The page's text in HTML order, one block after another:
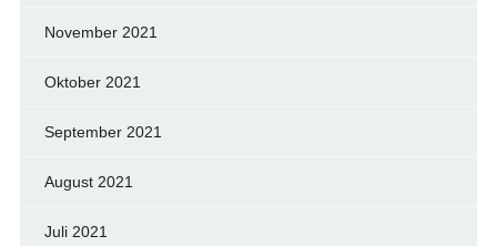
November 2021
Oktober 2021
September 2021
August 2021
Juli 2021